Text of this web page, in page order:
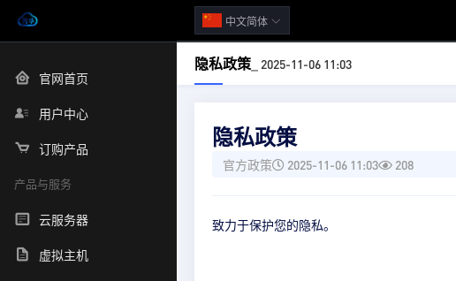
官网首页
用户中心
订购产品
产品与服务
云服务器
虚拟主机
中文简体
隐私政策 _ 2025-11-06 11:03
隐私政策
官方政策 2025-11-06 11:03 208
致力于保护您的隐私。